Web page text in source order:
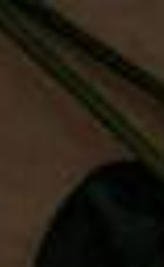
Panneau de gestion des cookies